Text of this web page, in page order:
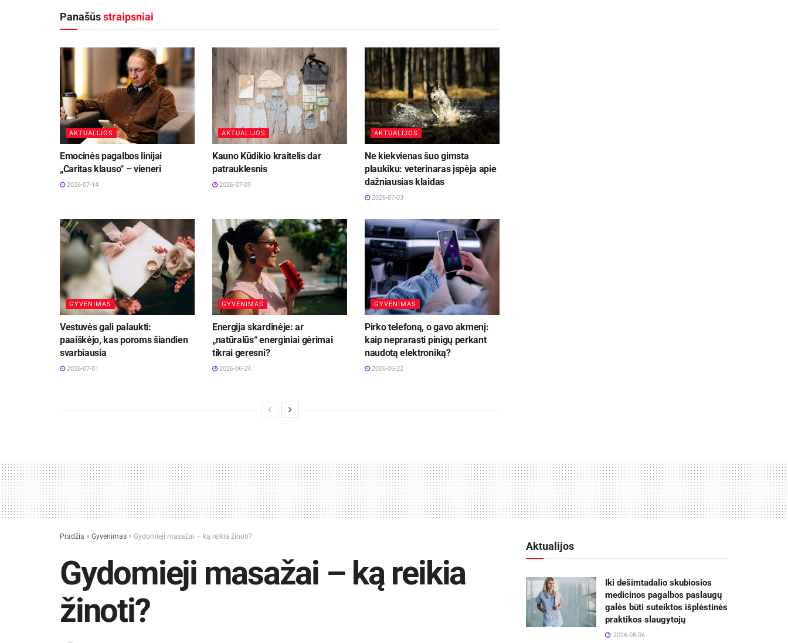
Panašūsstraipsniai
AKTUALIJOS
Emocinės pagalbos linijai
„Caritas klauso“ – vieneri
2026-07-14
AKTUALIJOS
Kauno Kūdikio kraitelis dar
patrauklesnis
2026-07-09
AKTUALIJOS
Ne kiekvienas šuo gimsta
plaukiku: veterinaras įspėja apie
dažniausias klaidas
2026-07-03
GYVENIMAS
Vestuvės gali palaukti:
paaiškėjo, kas poroms šiandien
svarbiausia
2026-07-01
GYVENIMAS
Energija skardinėje: ar
„natūralūs“ energiniai gėrimai
tikrai geresni?
2026-06-24
GYVENIMAS
Pirko telefoną, o gavo akmenį:
kaip neprarasti pinigų perkant
naudotą elektroniką?
2026-06-22
Pradžia » Gyvenimas » Gydomieji masažai – ką reikia žinoti?
Gydomieji masažai – ką reikia
žinoti?
Aktualijos
Iki dešimtadalio skubiosios
medicinos pagalbos paslaugų
galės būti suteiktos išplėstinės
praktikos slaugytojų
2026-08-06